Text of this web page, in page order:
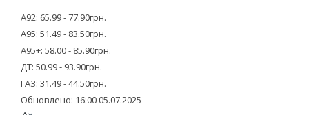
А92: 65.99 - 77.90грн.
А95: 51.49 - 83.50грн.
А95+: 58.00 - 85.90грн.
ДТ: 50.99 - 93.90грн.
ГАЗ: 31.49 - 44.50грн.
Обновлено: 16:00 05.07.2025